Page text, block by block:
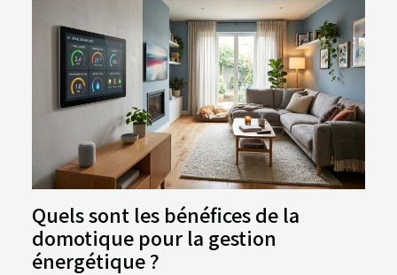
Quels sont les bénéfices de la
domotique pour la gestion
énergétique ?